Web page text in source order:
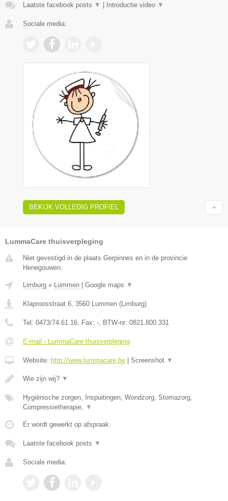
Laatste facebook posts ▼ Introductie video ▼
Sociale media:
BEKIJK VOLLEDIG PROFIEL
LummaCare thuisverpleging
Niet gevestigd in de plaats Gerpinnes en in de provincie
Henegouwen.
Limburg » Lummen Google maps ▼
Klaproosstraat 6, 3560 Lummen (Limburg)
Tel: 0473/74.61.16, Fax: -, BTW-nr: 0821.800.331
E-mail › LummaCare thuisverpleging
Website: http://www.lummacare.be Screenshot ▼
Wie zijn wij? ▼
Hygiënische zorgen, Inspuitingen, Wondzorg, Stomazorg,
Compressietherapie, ▼
Er wordt gewerkt op afspraak.
Laatste facebook posts ▼
Sociale media: